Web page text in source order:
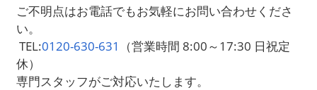
ご不明点はお電話でもお気軽にお問い合わせくださ
い。
TEL:0120-630-631
（営業時間 8:00～17:30 日祝定
休）
専門スタッフがご対応いたします。